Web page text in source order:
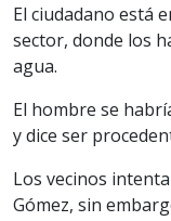
El ciudadano está
sector, donde los
agua.
El hombre se
y dice ser
Los vecinos
Gómez, sin